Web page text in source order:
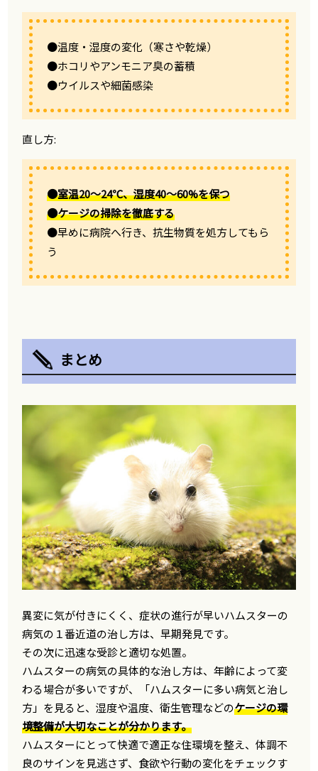
●温度・湿度の変化（寒さや乾燥）
●ホコリやアンモニア臭の蓄積
●ウイルスや細菌感染
直し方:
●室温20〜24℃、湿度40〜60%を保つ
●ケージの掃除を徹底する
●早めに病院へ行き、抗生物質を処方してもら
う
まとめ
異変に気が付きにくく、症状の進行が早いハムスターの
病気の１番近道の治し方は、早期発見です。
その次に迅速な受診と適切な処置。
ハムスターの病気の具体的な治し方は、年齢によって変
わる場合が多いですが、「ハムスターに多い病気と治し
方」を見ると、湿度や温度、衛生管理などのケージの環
境整備が大切なことが分かります。
ハムスターにとって快適で適正な住環境を整え、体調不
良のサインを見逃さず、食欲や行動の変化をチェックす